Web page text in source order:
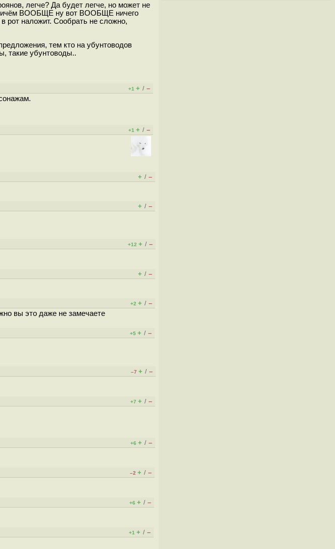
легче? Да будет легче, но может не
причём ВООБЩЕ ну вот ВООБЩЕ ничего
в рот наложит. Сообрать не сложно,
тем кто на убунтоводов
такие убунтоводы..
+1 + / –
+1 + / –
+ / –
+ / –
+12 + / –
+ / –
+2 + / –
вы это даже не замечаете
+5 + / –
–7 + / –
+7 + / –
+6 + / –
–2 + / –
+6 + / –
+1 + / –